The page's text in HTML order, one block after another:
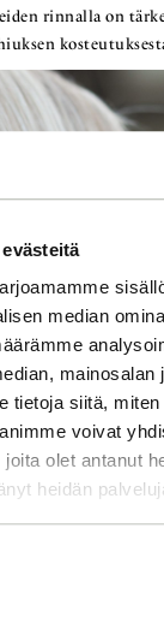
median
mainosalan
tietoja siitä,
voivat
olet antanut
heidän
rinnalla on